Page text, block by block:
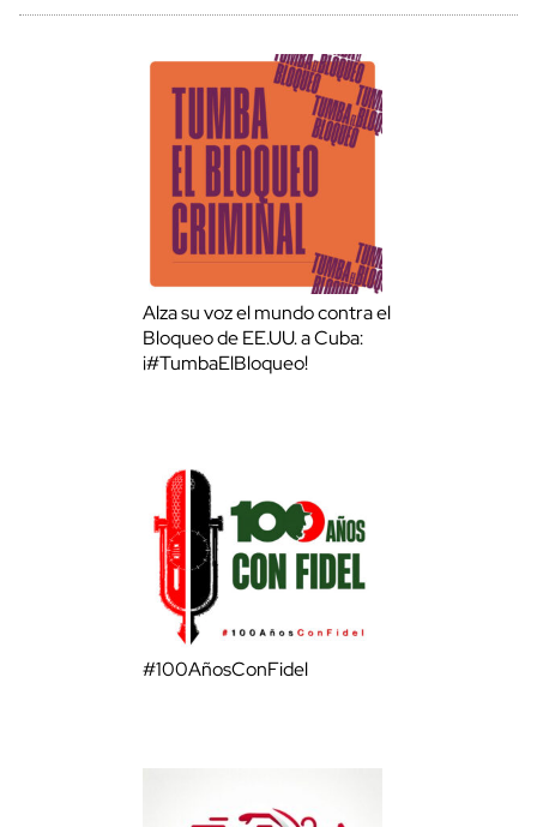
Alza su voz el mundo contra el
Bloqueo de EE.UU. a Cuba:
¡#TumbaElBloqueo!
#100AñosConFidel